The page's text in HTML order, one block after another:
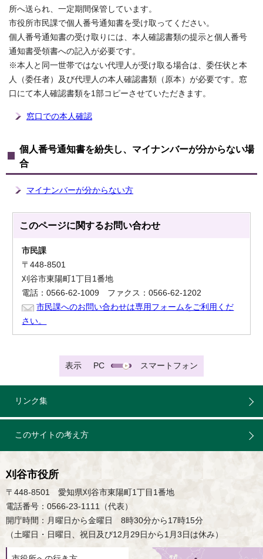
所へ送られ、一定期間保管しています。
市役所市民課で個人番号通知書を受け取ってください。
個人番号通知書の受け取りには、本人確認書類の提示と個人番号
通知書受領書への記入が必要です。
※本人と同一世帯ではない代理人が受け取る場合は、委任状と本
人（委任者）及び代理人の本人確認書類（原本）が必要です。窓
口にて本人確認書類を1部コピーさせていただきます。
窓口での本人確認
個人番号通知書を紛失し、マイナンバーが分からない場
合
マイナンバーが分からない方
このページに関するお問い合わせ
市民課
〒448-8501
刈谷市東陽町1丁目1番地
電話：0566-62-1009 ファクス：0566-62-1202
市民課へのお問い合わせは専用フォームをご利用くだ
さい。
表示 PC スマートフォン
リンク集
このサイトの考え方
刈谷市役所
〒448-8501 愛知県刈谷市東陽町1丁目1番地
電話番号：0566-23-1111（代表）
開庁時間：月曜日から金曜日 8時30分から17時15分
（土曜日・日曜日、祝日及び12月29日から1月3日は休み）